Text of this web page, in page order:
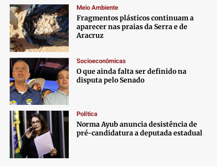
Meio Ambiente
Fragmentos plásticos continuam a
aparecer nas praias da Serra e de
Aracruz
Socioeconômicas
O que ainda falta ser definido na
disputa pelo Senado
Política
Norma Ayub anuncia desistência de
pré-candidatura a deputada estadual